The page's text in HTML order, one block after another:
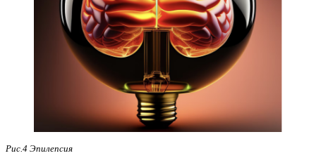
Рис.4 Эпилепсия